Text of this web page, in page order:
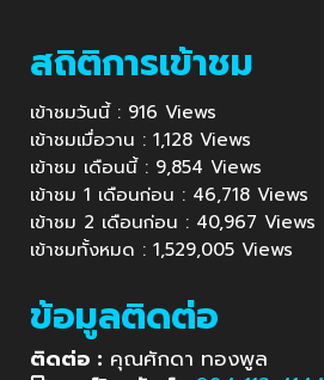
สถิติการเข้าชม
เข้าชมวันนี้ : 916 Views
เข้าชมเมื่อวาน : 1,128 Views
เข้าชม เดือนนี้ : 9,854 Views
เข้าชม 1 เดือนก่อน : 46,718 Views
เข้าชม 2 เดือนก่อน : 40,967 Views
เข้าชมทั้งหมด : 1,529,005 Views
ข้อมูลติดต่อ
ติดต่อ : คุณศักดา ทองพูล